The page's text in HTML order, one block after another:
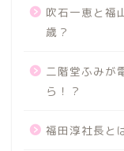
吹石一恵と福
歳？
二階堂ふみが
ら！？
福田淳社長と